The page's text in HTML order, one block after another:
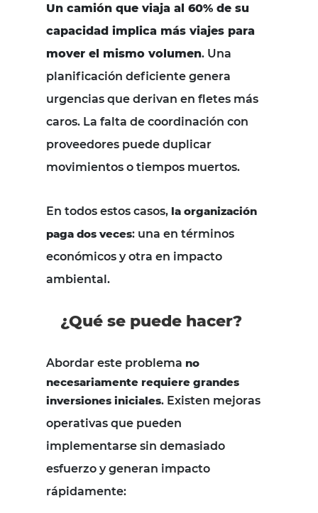
Un camión que viaja al 60% de su
capacidad implica más viajes para
mover el mismo volumen. Una
planificación deficiente genera
urgencias que derivan en fletes más
caros. La falta de coordinación con
proveedores puede duplicar
movimientos o tiempos muertos.
En todos estos casos, la organización
paga dos veces: una en términos
económicos y otra en impacto
ambiental.
¿Qué se puede hacer?
Abordar este problema no
necesariamente requiere grandes
inversiones iniciales. Existen mejoras
operativas que pueden
implementarse sin demasiado
esfuerzo y generan impacto
rápidamente: